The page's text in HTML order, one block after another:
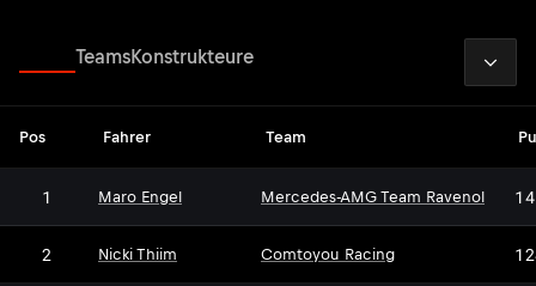
TeamsKonstrukteure
Pos Fahrer Team
1 Maro Engel Mercedes-AMG Team Ravenol
2 Nicki Thiim Comtoyou Racing